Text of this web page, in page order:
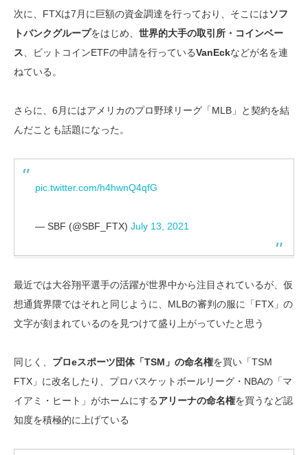
次に、FTXは7月に巨額の資金調達を行っており、そこにはソフ
トバンクグループをはじめ、 世界的大手の取引所・コインベー
ス、ビットコインETFの申請を行っているVanEckなどが名を連
ねている。
さらに、6月にはアメリカのプロ野球リーグ「MLB」と契約を結
んだことも話題になった。
pic.twitter.com/h4hwnQ4qfG
— SBF (@SBF_FTX) July 13, 2021
最近では大谷翔平選手の活躍が世界中から注目されているが、仮
想通貨界隈ではそれと同じように、MLBの審判の服に「FTX」の
文字が刻まれているのを見つけて盛り上がっていたと思う
同じく、 プロeスポーツ団体「TSM」の命名権を買い「TSM
FTX」に改名したり、プロバスケットボールリーグ・NBAの「マ
イアミ・ヒート」がホームにするアリーナの命名権を買うなど認
知度を積極的に上げている